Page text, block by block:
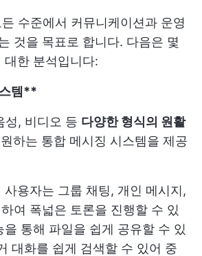
수준에서 커뮤니케이션과 운영
것을 목표로 합니다. 다음은 몇
대한 분석입니다:
템**
성, 비디오 등 다양한 형식의 원활
하는 통합 메시징 시스템을 제공
사용자는 그룹 채팅, 개인 메시지,
여 폭넓은 토론을 진행할 수 있
을 통해 파일을 쉽게 공유할 수 있
대화를 쉽게 검색할 수 있어 중